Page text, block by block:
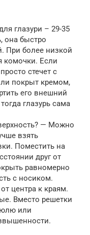
глазури – 29-35
она быстро
При более низкой
комочки. Если
стечет с
покрыт кремом,
его внешний
глазурь сама
— Можно
взять
Поместить на
друг от
равномерно
с носиком.
центра к краям.
Вместо решетки
или